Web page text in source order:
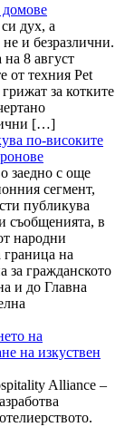
домове
дух, а
и безразлични.
8 август
от техния Pet
за котките
[…]
по-високите
заедно с още
сегмент,
публикува
съобщенията, в
народни
граница на
за гражданското
и до Главна
на
на изкуствен
Alliance –